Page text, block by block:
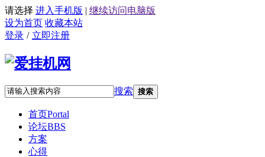
请选择 进入手机版 | 继续访问电脑版
设为首页 收藏本站
登录 / 立即注册
搜索 搜索
首页Portal
论坛BBS
方案
心得